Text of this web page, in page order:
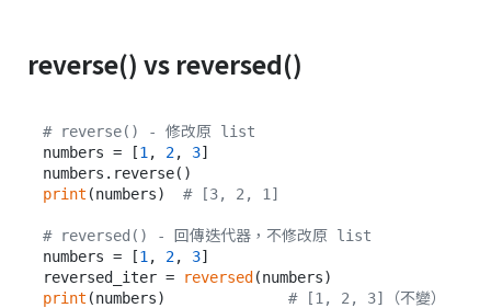
reverse() vs reversed()
# reverse() - 修改原 list
numbers = [1 , 2, 3]
print (numbers) # [3, 2, 1]
# reversed() - 回傳迭代器，不修改原 list
numbers = [1 , 2, 3]
reversed_iter =
reversed
print (numbers) # [1, 2, 3]（不變）